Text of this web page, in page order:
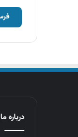
درباره ما